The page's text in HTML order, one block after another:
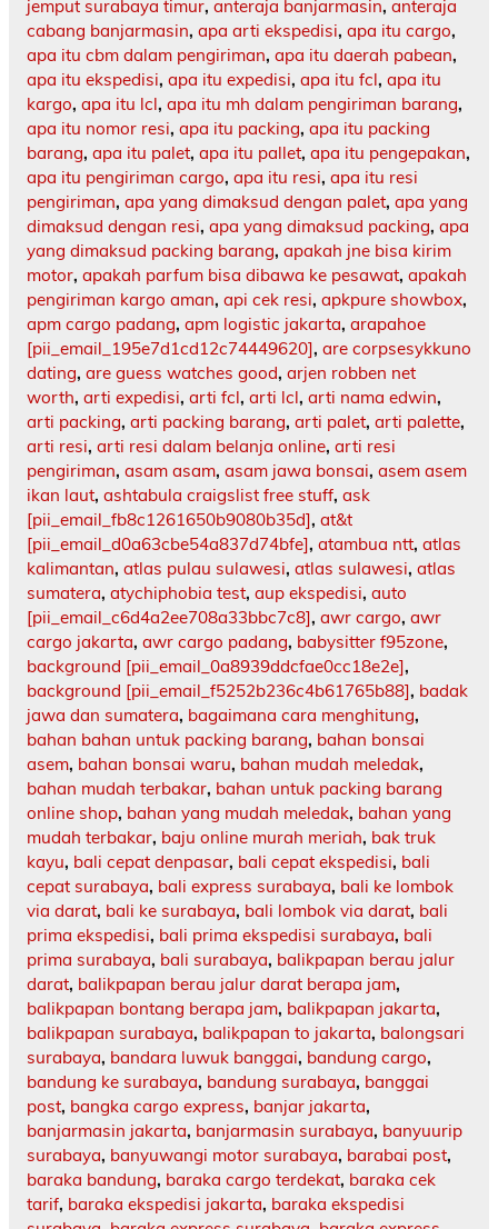
jemput surabaya timur, anteraja banjarmasin, anteraja
cabang banjarmasin, apa arti ekspedisi, apa itu cargo,
apa itu cbm dalam pengiriman, apa itu daerah pabean,
apa itu ekspedisi, apa itu expedisi, apa itu fcl, apa itu
kargo, apa itu lcl, apa itu mh dalam pengiriman barang,
apa itu nomor resi, apa itu packing, apa itu packing
barang, apa itu palet, apa itu pallet, apa itu pengepakan,
apa itu pengiriman cargo, apa itu resi, apa itu resi
pengiriman, apa yang dimaksud dengan palet, apa yang
dimaksud dengan resi, apa yang dimaksud packing, apa
yang dimaksud packing barang, apakah jne bisa kirim
motor, apakah parfum bisa dibawa ke pesawat, apakah
pengiriman kargo aman, api cek resi, apkpure showbox,
apm cargo padang, apm logistic jakarta, arapahoe
[pii_email_195e7d1cd12c74449620], are corpsesykkuno
dating, are guess watches good, arjen robben net
worth, arti expedisi, arti fcl, arti lcl, arti nama edwin,
arti packing, arti packing barang, arti palet, arti palette,
arti resi, arti resi dalam belanja online, arti resi
pengiriman, asam asam, asam jawa bonsai, asem asem
ikan laut, ashtabula craigslist free stuff, ask
[pii_email_fb8c1261650b9080b35d], at&t
[pii_email_d0a63cbe54a837d74bfe], atambua ntt, atlas
kalimantan, atlas pulau sulawesi, atlas sulawesi, atlas
sumatera, atychiphobia test, aup ekspedisi, auto
[pii_email_c6d4a2ee708a33bbc7c8], awr cargo, awr
cargo jakarta, awr cargo padang, babysitter f95zone,
background [pii_email_0a8939ddcfae0cc18e2e],
background [pii_email_f5252b236c4b61765b88], badak
jawa dan sumatera, bagaimana cara menghitung,
bahan bahan untuk packing barang, bahan bonsai
asem, bahan bonsai waru, bahan mudah meledak,
bahan mudah terbakar, bahan untuk packing barang
online shop, bahan yang mudah meledak, bahan yang
mudah terbakar, baju online murah meriah, bak truk
kayu, bali cepat denpasar, bali cepat ekspedisi, bali
cepat surabaya, bali express surabaya, bali ke lombok
via darat, bali ke surabaya, bali lombok via darat, bali
prima ekspedisi, bali prima ekspedisi surabaya, bali
prima surabaya, bali surabaya, balikpapan berau jalur
darat, balikpapan berau jalur darat berapa jam,
balikpapan bontang berapa jam, balikpapan jakarta,
balikpapan surabaya, balikpapan to jakarta, balongsari
surabaya, bandara luwuk banggai, bandung cargo,
bandung ke surabaya, bandung surabaya, banggai
post, bangka cargo express, banjar jakarta,
banjarmasin jakarta, banjarmasin surabaya, banyuurip
surabaya, banyuwangi motor surabaya, barabai post,
baraka bandung, baraka cargo terdekat, baraka cek
tarif, baraka ekspedisi jakarta, baraka ekspedisi